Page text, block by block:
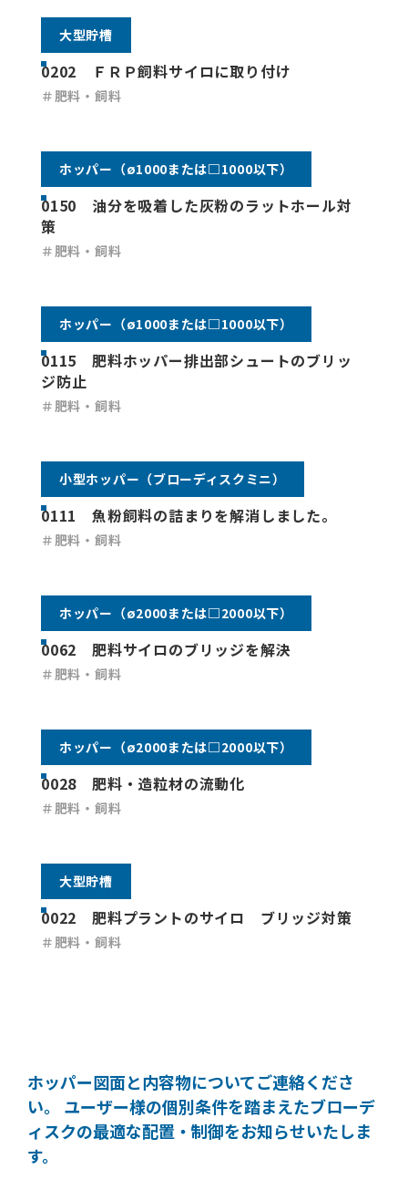
大型貯槽
0202 ＦＲＰ飼料サイロに取り付け
＃肥料・飼料
ホッパー（ø1000または□1000以下）
0150 油分を吸着した灰粉のラットホール対
策
＃肥料・飼料
ホッパー（ø1000または□1000以下）
0115 肥料ホッパー排出部シュートのブリッ
ジ防止
＃肥料・飼料
小型ホッパー（ブローディスクミニ）
0111 魚粉飼料の詰まりを解消しました。
＃肥料・飼料
ホッパー（ø2000または□2000以下）
0062 肥料サイロのブリッジを解決
＃肥料・飼料
ホッパー（ø2000または□2000以下）
0028 肥料・造粒材の流動化
＃肥料・飼料
大型貯槽
0022 肥料プラントのサイロ ブリッジ対策
＃肥料・飼料
ホッパー図面と内容物についてご連絡くださ
い。
ユーザー様の個別条件を踏まえたブローデ
ィスクの最適な配置・制御をお知らせいたしま
す。